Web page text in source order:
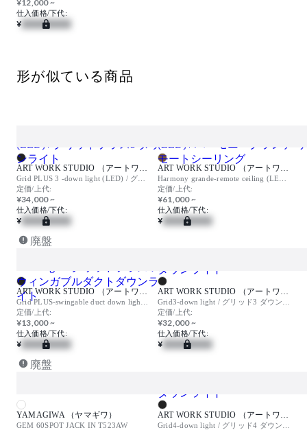
¥12,000 ~
仕入価格/下代:
¥
形が似ている商品
ART WORK STUDIO （アートワークスタジオ）
定価/上代:
¥34,000 ~
仕入価格/下代:
¥
ART WORK STUDIO （アートワークスタジオ）
定価/上代:
¥61,000 ~
仕入価格/下代:
¥
廃盤
ART WORK STUDIO （アートワークスタジオ）
定価/上代:
¥13,000 ~
仕入価格/下代:
¥
ART WORK STUDIO （アートワークスタジオ）
定価/上代:
¥32,000 ~
仕入価格/下代:
¥
廃盤
YAMAGIWA （ヤマギワ）
GEM 60SPOT JACK IN T523AW
ART WORK STUDIO （アートワークスタジオ）